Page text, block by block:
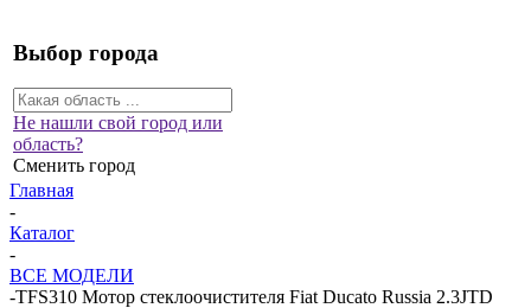
Выбор города
Не нашли свой город или
область?
Сменить город
Главная
-
Каталог
-
ВСЕ МОДЕЛИ
-TFS310 Мотор стеклоочистителя Fiat Ducato Russia 2.3JTD